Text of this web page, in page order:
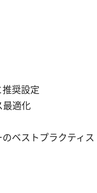
奨設定
最適化
ベストプラクティス